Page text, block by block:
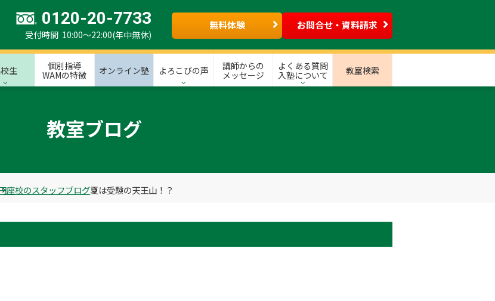
0120-20-7733
受付時間 10:00～22:00(年中無休)
無料体験 お問合せ・資料請求
生
個別指導
WAMの特徴
オンライン塾 よろこびの声
講師からの
メッセージ
よくある質問
入塾について
教室検索
教室ブログ
座校のスタッフブログ夏は受験の天王山！？